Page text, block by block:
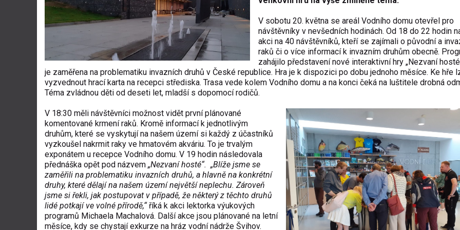
V sobotu 20. května se areál Vodního domu otevřel pro
návštěvníky v nevšedních hodinách. Od 18 do 22 hodin
akci na 40 návštěvníků, kteří se zajímali o původní a
raků či o více informací k invazním druhům obecně.
zahájilo představení nové interaktivní hry „Nezvaní
je zaměřena na problematiku invazních druhů v České republice. Hra je k dispozici po dobu jednoho měsíce. Ke hře
vyzvednout hrací karta na recepci střediska. Trasa vede kolem Vodního domu a na konci čeká na luštitele drobná
Téma zvládnou děti od deseti let, mladší s dopomocí rodičů.
V 18:30 měli návštěvníci možnost vidět první plánované
komentované krmení raků. Kromě informací k jednotlivým
druhům, které se vyskytují na našem území si každý z účastníků
vyzkoušel nakrmit raky ve hmatovém akváriu. To je trvalým
exponátem u recepce Vodního domu. V 19 hodin následovala
přednáška opět pod názvem „Nezvaní hosté“. „Blíže jsme se
zaměřili na problematiku invazních druhů, a hlavně na konkrétní
druhy, které dělají na našem území největší neplechu. Zároveň
jsme si řekli, jak postupovat v případě, že některý z těchto druhů
lidé potkají ve volné přírodě,“říká k akci lektorka výukových
programů Michaela Machalová. Další akce jsou plánované na letní
měsíce, kdy se chystají exkurze na hráz vodní nádrže Švihov.